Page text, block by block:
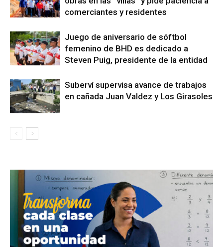
comerciantes y residentes
Juego de aniversario de sóftbol
femenino de BHD es dedicado a
Steven Puig, presidente de la entidad
Suberví supervisa avance de trabajos
en cañada Juan Valdez y Los Girasoles